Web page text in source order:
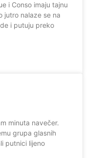
i Conso imaju tajnu
jutro nalaze se na
i putuju preko
minuta navečer.
grupa glasnih
putnici lijeno